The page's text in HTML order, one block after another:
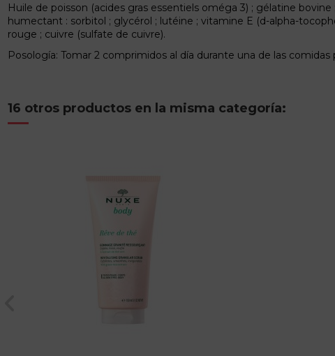
Huile de poisson (acides gras essentiels oméga 3) ; gélatine
humectant : sorbitol ; glycérol ; lutéine ; vitamine E (d-alpha-
rouge ; cuivre (sulfate de cuivre).
Posología: Tomar 2 comprimidos al día durante una de las comidas
16 otros productos en la misma categoría: